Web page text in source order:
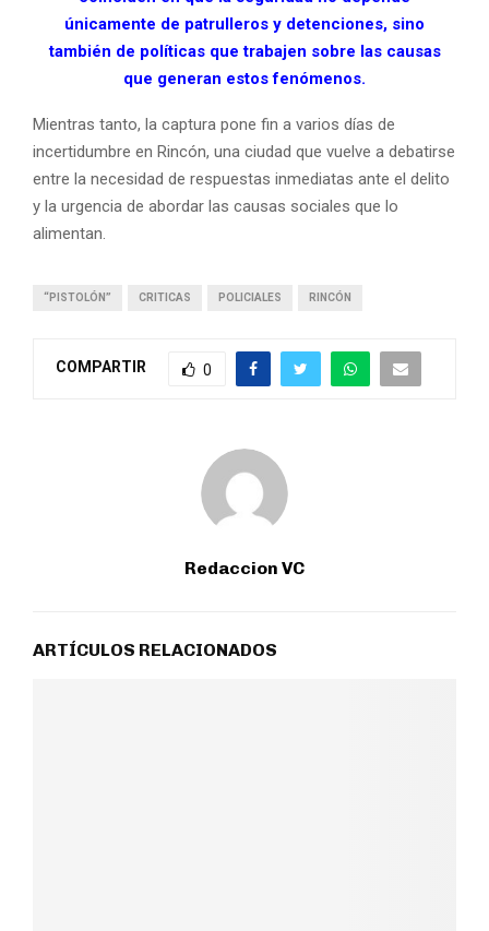
únicamente de patrulleros y detenciones, sino
también de políticas que trabajen sobre las causas
que generan estos fenómenos.
Mientras tanto, la captura pone fin a varios días de
incertidumbre en Rincón, una ciudad que vuelve a debatirse
entre la necesidad de respuestas inmediatas ante el delito
y la urgencia de abordar las causas sociales que lo
alimentan.
“PISTOLÓN” CRITICAS POLICIALES RINCÓN
COMPARTIR 0
Redaccion VC
ARTÍCULOS RELACIONADOS